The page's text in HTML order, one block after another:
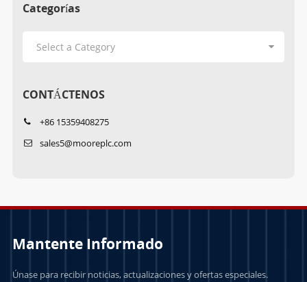
Categorías
CONTÁCTENOS
+86 15359408275
sales5@mooreplc.com
Mantente Informado
Únase para recibir noticias, actualizaciones y ofertas especiales.